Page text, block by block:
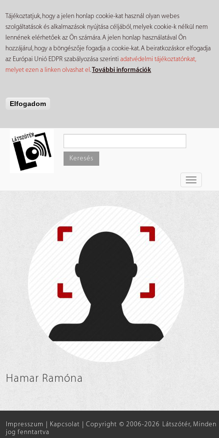
Tájékoztatjuk, hogy a jelen honlap cookie-kat használ olyan webes
szolgáltatások és alkalmazások nyújtása céljából, melyek cookie-k nélkül nem
lennének elérhetőek az Ön számára. A jelen honlap használatával Ön
hozzájárul, hogy a böngészője fogadja a cookie-kat. A beiratkozáskor elfogadja
az Európai Unió EDPR szabályozása szerintiadatvédelmi tájékoztatónkat,
melyet ezen a linken olvashat el.További információk
Elfogadom
tartalomra
Keresés
Toggle
Hamar Ramóna
Impresszum | Kapcsolat | Copyright © 2006-2026 Látszótér, Minden
jog fenntartva